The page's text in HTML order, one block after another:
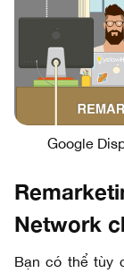
Google
Network
Bạn có thể tùy